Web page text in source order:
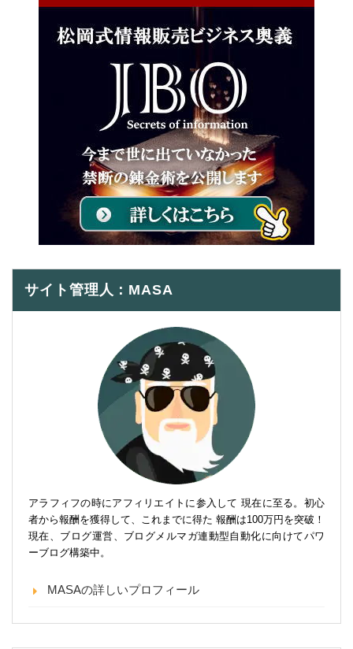
サイト管理人：MASA
アラフィフの時にアフィリエイトに参入して 現在に至る。初心
者から報酬を獲得して、これまでに得た 報酬は100万円を突破！
現在、ブログ運営、ブログメルマガ連動型自動化に向けてパワ
ーブログ構築中。
MASAの詳しいプロフィール